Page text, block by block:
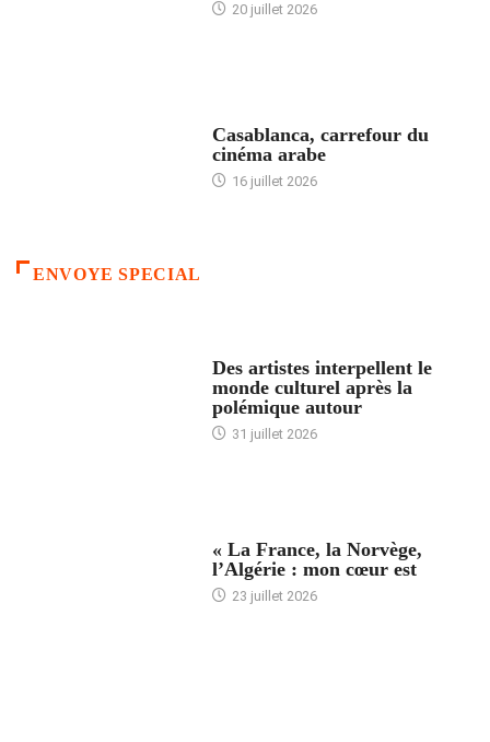
20 juillet 2026
Casablanca, carrefour du
cinéma arabe
16 juillet 2026
ENVOYE SPECIAL
Des artistes interpellent le
monde culturel après la
polémique autour
31 juillet 2026
« La France, la Norvège,
l’Algérie : mon cœur est
23 juillet 2026